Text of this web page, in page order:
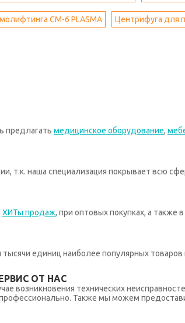
CM-6 PLASMA Центрифуга для
предлагать медицинское оборудование,
т.к. наша специализация покрывает всю
ХИТы продаж, при оптовых покупках, а
единиц наиболее популярных
ОТ НАС
возникновения технических
Также мы можем